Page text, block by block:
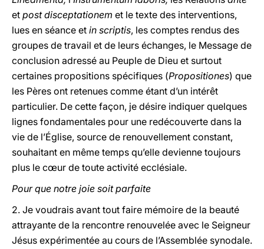
et post disceptationem et le texte des interventions,
lues en séance et in scriptis, les comptes rendus des
groupes de travail et de leurs échanges, le Message de
conclusion adressé au Peuple de Dieu et surtout
certaines propositions spécifiques (Propositiones) que
les Pères ont retenues comme étant d’un intérêt
particulier. De cette façon, je désire indiquer quelques
lignes fondamentales pour une redécouverte dans la
vie de l’Église, source de renouvellement constant,
souhaitant en même temps qu’elle devienne toujours
plus le cœur de toute activité ecclésiale.
Pour que notre joie soit parfaite
2. Je voudrais avant tout faire mémoire de la beauté
attrayante de la rencontre renouvelée avec le Seigneur
Jésus expérimentée au cours de l’Assemblée synodale.